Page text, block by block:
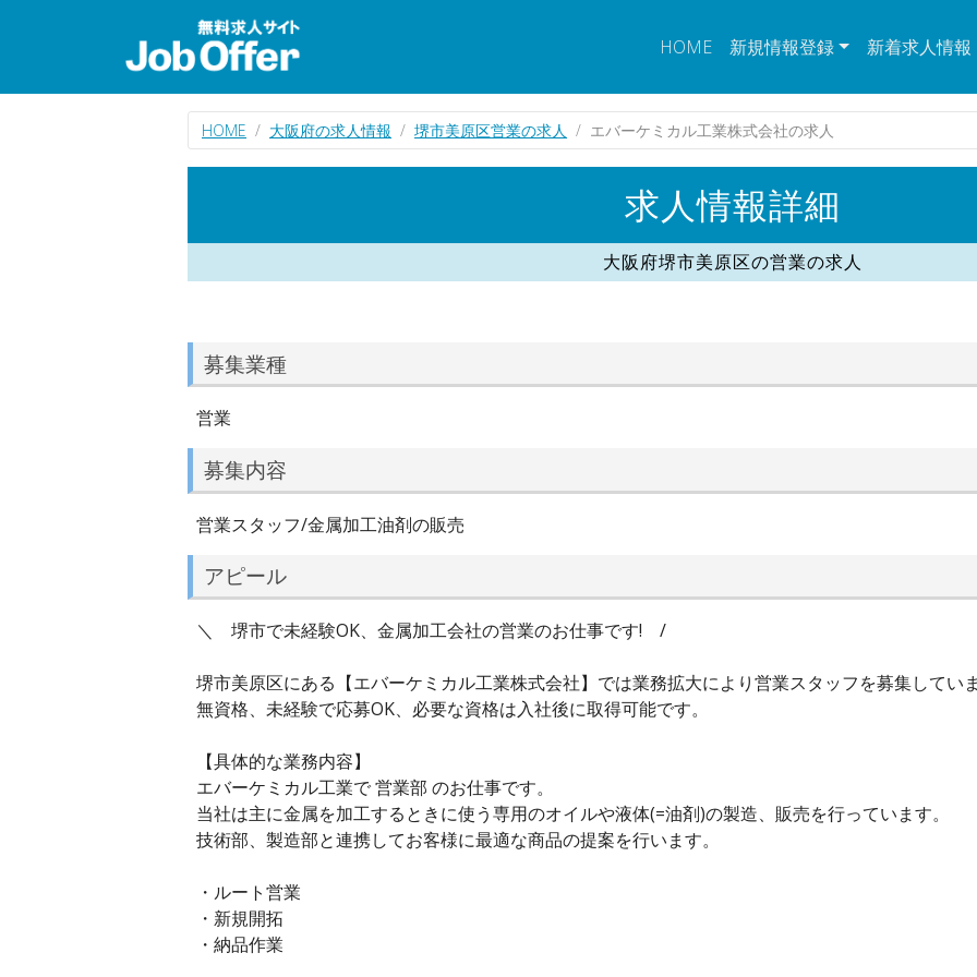
HOME 新規情報登録 新着求人情報
HOME 大阪府の求人情報 堺市美原区営業の求人 エバーケミカル工業株式会社の求人
求人情報詳細
大阪府堺市美原区の営業の求人
募集業種
営業
募集内容
営業スタッフ/金属加工油剤の販売
アピール
＼ 堺市で未経験OK、金属加工会社の営業のお仕事です! /
堺市美原区にある【エバーケミカル工業株式会社】では業務拡大により営業スタッフを募集してい
無資格、未経験で応募OK、必要な資格は入社後に取得可能です。
【具体的な業務内容】
エバーケミカル工業で 営業部 のお仕事です。
当社は主に金属を加工するときに使う専用のオイルや液体(=油剤)の製造、販売を行っています。
技術部、製造部と連携してお客様に最適な商品の提案を行います。
・ルート営業
・新規開拓
・納品作業